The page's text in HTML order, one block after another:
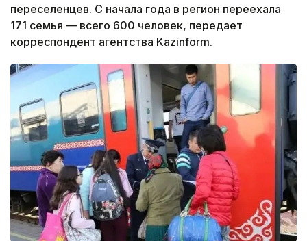
переселенцев. С начала года в регион переехала
171 семья — всего 600 человек, передает
корреспондент агентства Kazinform.